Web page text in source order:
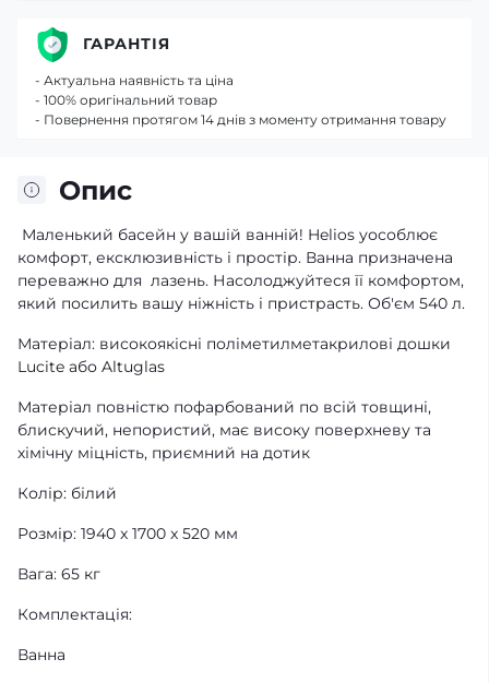
Опис
Маленький басейн у вашій ванній! Helios уособлює
комфорт, ексклюзивність і простір. Ванна призначена
переважно для лазень. Насолоджуйтеся її комфортом,
який посилить вашу ніжність і пристрасть. Об'єм 540 л.
Матеріал: високоякісні поліметилметакрилові дошки
Lucite або Altuglas
Матеріал повністю пофарбований по всій товщині,
блискучий, непористий, має високу поверхневу та
хімічну міцність, приємний на дотик
Колір: білий
Розмір: 1940 x 1700 x 520 мм
Вага: 65 кг
Комплектація:
Ванна
ГАРАНТІЯ
- Актуальна наявність та ціна
- 100% оригінальний товар
- Повернення протягом 14 днів з моменту отримання товару